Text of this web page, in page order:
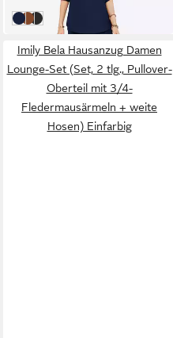
Palazzohose) in Unifarbe
NavyBrown
Black
Imily Bela Hausanzug Damen
Lounge-Set (Set, 2 tlg., Pullover-
Oberteil mit 3/4-
Fledermausärmeln + weite
Hosen) Einfarbig